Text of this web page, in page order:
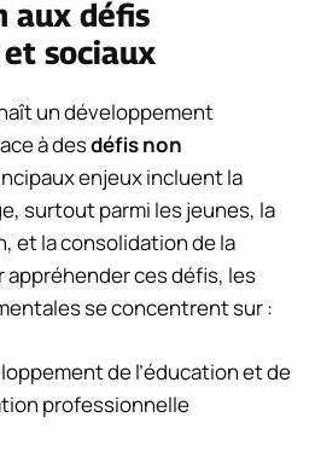
aux défis
sociaux
un développement
à desdéfis non
enjeux incluent la
surtout parmi les jeunes, la
et la consolidation de la
appréhender ces défis, les
se concentrent sur :
de l’éducation et de
professionnelle